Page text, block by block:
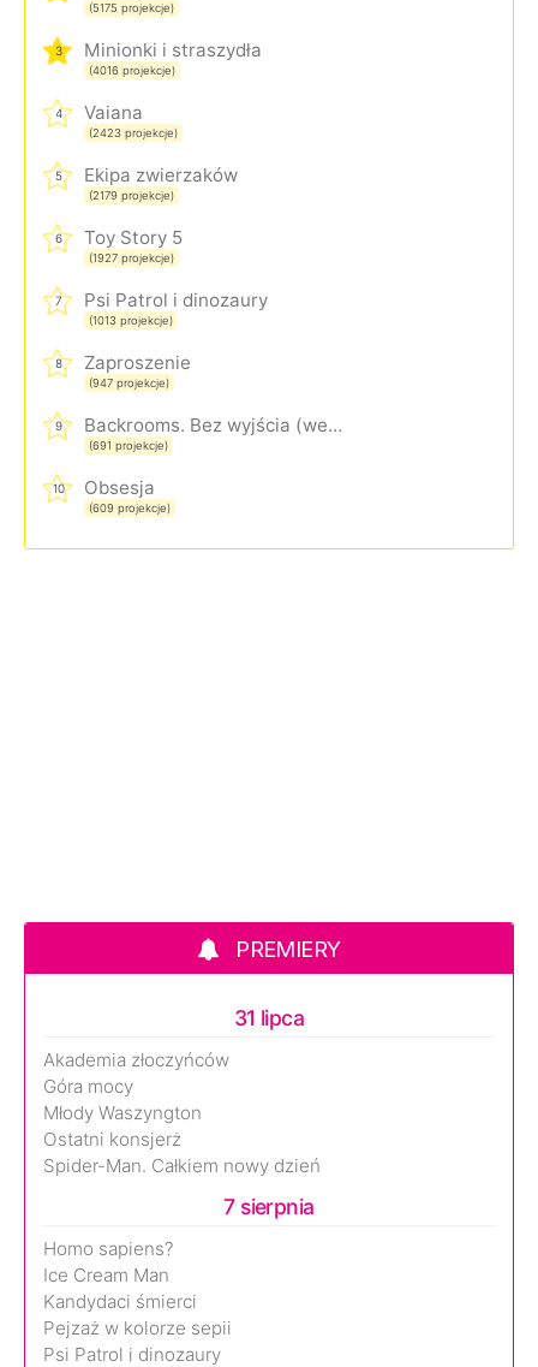
(5175 projekcje)
3 Minionki i straszydła
(4016 projekcje)
4 Vaiana
(2423 projekcje)
5 Ekipa zwierzaków
(2179 projekcje)
6 Toy Story 5
(1927 projekcje)
7 Psi Patrol i dinozaury
(1013 projekcje)
8 Zaproszenie
(947 projekcje)
9 Backrooms. Bez wyjścia (wersja rozszerzona)
(691 projekcje)
10 Obsesja
(609 projekcje)
PREMIERY
31 lipca
Akademia złoczyńców
Góra mocy
Młody Waszyngton
Ostatni konsjerż
Spider-Man. Całkiem nowy dzień
7 sierpnia
Homo sapiens?
Ice Cream Man
Kandydaci śmierci
Pejzaż w kolorze sepii
Psi Patrol i dinozaury